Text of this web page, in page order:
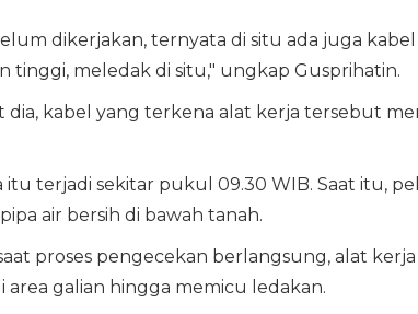
dikerjakan, ternyata di situ ada juga
tinggi, meledak di situ," ungkap Gusprihatin.
dia, kabel yang terkena alat kerja tersebut
itu terjadi sekitar pukul 09.30 WIB. Saat itu,
air bersih di bawah tanah.
proses pengecekan berlangsung, alat
area galian hingga memicu ledakan.